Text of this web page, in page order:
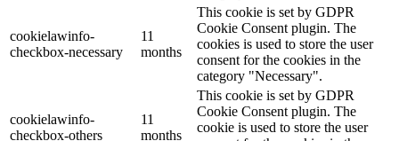
cookielawinfo-
checkbox-necessary
11
months
This cookie is set by GDPR
Cookie Consent plugin. The
cookies is used to store the user
consent for the cookies in the
category "Necessary".
cookielawinfo-
checkbox-others
11
months
This cookie is set by GDPR
Cookie Consent plugin. The
cookie is used to store the user